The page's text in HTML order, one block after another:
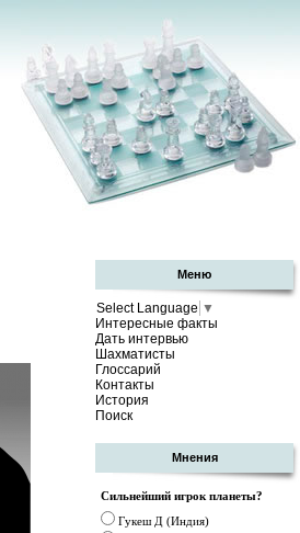
Меню
Select Language ▼
Интересные факты
Дать интервью
Шахматисты
Глоссарий
Контакты
История
Поиск
Мнения
Сильнейший игрок планеты?
Гукеш Д (Индия)